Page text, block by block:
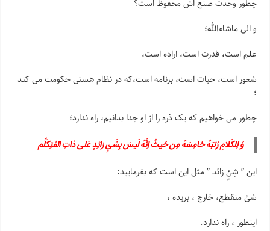
چطور وحدت صنع اش محفوظ است؟
و الی ماشاءالله؛
علم است، قدرت است، اراده است،
شعور است، حیات است، برنامه است،که در نظام هستی حکومت می کند
؛
چطور می خواهیم که یک ذره را از او جدا بدانیم، راه ندارد؛
وَ لِلکَلامِ رُتبَهٌ خامِسَهٌ مِن حَیثُ اِنَّهُ لَیسَ بِشَئٍ زائِدٍ عَلی ذاتِ المُتِکَلِّم
این ” شِئٍ زائد ” مثل این است که بفرمایید:
شئ منقطع، خارج ، بریده ،
اینطور ، راه ندارد.